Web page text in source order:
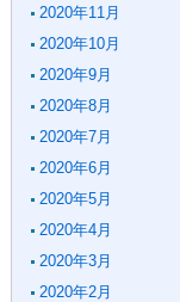
2020年11月
2020年10月
2020年9月
2020年8月
2020年7月
2020年6月
2020年5月
2020年4月
2020年3月
2020年2月